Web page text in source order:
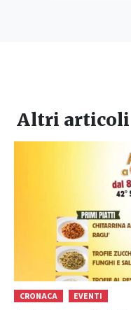
Altri articoli
CRONACA EVENTI